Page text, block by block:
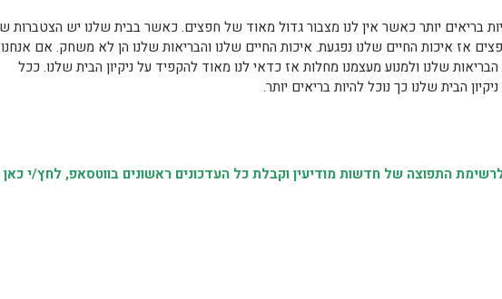
בריאים יותר כאשר אין לנו מצבור גדול מאוד של חפצים. כאשר בבית שלנו יש הצטברות
אז איכות החיים שלנו נפגעת. איכות החיים שלנו והבריאות שלנו הן לא משחק. אם אנחנו
שלנו ולמנוע מעצמנו מחלות אז כדאי לנו מאוד להקפיד על ניקיון הבית שלנו. ככל
הבית שלנו כך נוכל להיות בריאים יותר.
התפוצה של חדשות מודיעין וקבלת כל העדכונים ראשונים בווטסאפ, לחץ/י כאן